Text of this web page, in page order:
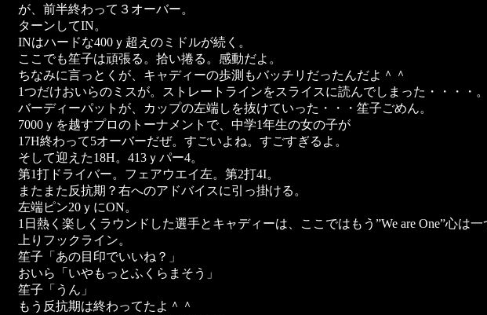
が、前半終わって３オーバー。
ターンしてIN。
INはハードな400ｙ超えのミドルが続く。
ここでも笙子は頑張る。拾い捲る。感動だよ。
ちなみに言っとくが、キャディーの歩測もバッチリだったんだよ＾＾
1つだけおいらのミスが。ストレートラインをスライスに読んでしまった・・・・。
バーディーパットが、カップの左端しを抜けていった・・・笙子ごめん。
7000ｙを越すプロのトーナメントで、中学1年生の女の子が
17H終わって5オーバーだぜ。すごいよね。すごすぎるよ。
そして迎えた18H。413ｙパー4。
第1打ドライバー。フェアウエイ左。第2打4I。
またまた反抗期？右へのアドバイスに引っ掛ける。
左端ピン20ｙにON。
1日熱く楽しくラウンドした選手とキャディーは、ここではもう”We are One”心は一
上りフックライン。
笙子「あの目印でいいね？」
おいら「いやもっとふくらまそう」
笙子「うん」
もう反抗期は終わってたよ＾＾